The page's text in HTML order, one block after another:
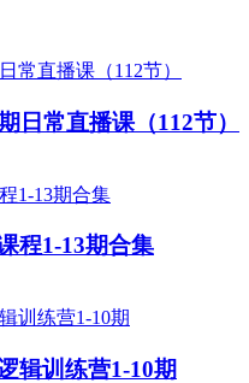
日常直播课（112节）
程1-13期合集
辑训练营1-10期